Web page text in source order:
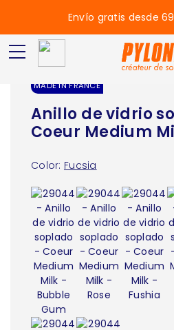
MADE IN FRANCE
Anillo de vidrio
Coeur Medium
Color: Fucsia
Envío gratis desde